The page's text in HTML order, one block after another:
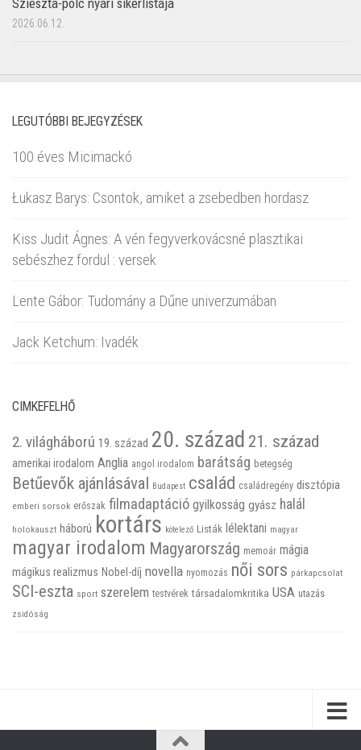
2026.06.12.
LEGUTÓBBI BEJEGYZÉSEK
100 éves Micimackó
Łukasz Barys: Csontok, amiket a zsebedben hordasz
Kiss Judit Ágnes: A vén fegyverkovácsné plasztikai
sebészhez fordul : versek
Lente Gábor: Tudomány a Dűne univerzumában
Jack Ketchum: Ivadék
CIMKEFELHŐ
2. világháború 19. század 20. század 21. század
amerikai irodalom Anglia angol irodalom barátság betegség
Betűevők ajánlásával Budapest család családregény disztópia
emberi sorsok erőszak filmadaptáció gyilkosság gyász halál
holokauszt háború kortárs kötelező Listák lélektani magyar
magyar irodalom Magyarország memoár mágia
mágikus realizmus Nobel-díj novella nyomozás női sors párkapcsolat
SCI-eszta sport szerelem testvérek társadalomkritika USA utazás
zsidóság